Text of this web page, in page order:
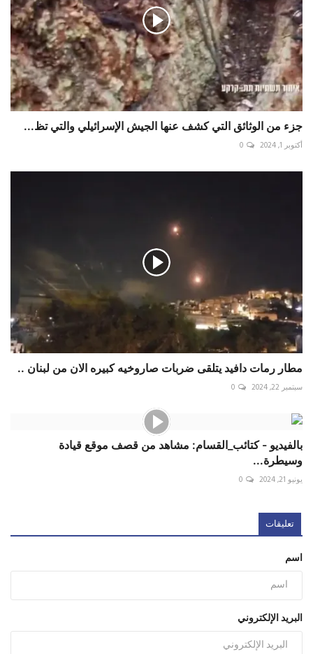
جزء من الوثائق التي كشف عنها الجيش الإسرائيلي والتي تظ...
أكتوبر 1, 2024 0
مطار رمات دافيد يتلقى ضربات صاروخيه كبيره الان من لبنان ..
سبتمبر 22, 2024 0
بالفيديو - كتائب_القسام: مشاهد من قصف موقع قيادة
وسيطرة...
يونيو 21, 2024 0
تعليقات
اسم
البريد الإلكتروني